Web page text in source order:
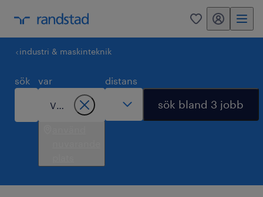
0 mitt randstad
industri & maskinteknik
sök var distans
sök bland 3 jobb